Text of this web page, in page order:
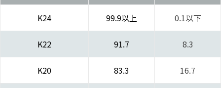
K24 99.9以上 0.1以下
K22 91.7 8.3
K20 83.3 16.7